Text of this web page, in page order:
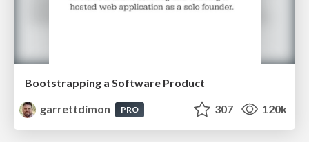
Bootstrapping a Software Product
garrettdimon
PRO 307 120k